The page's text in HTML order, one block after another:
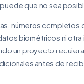
que no sea
números
biométricos ni
un proyecto
antes de